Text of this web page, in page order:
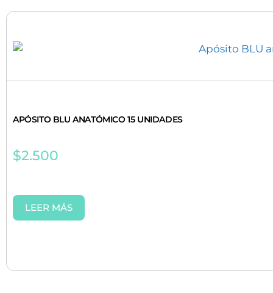
APÓSITO BLU ANATÓMICO 15 UNIDADES
$2.500
LEER MÁS